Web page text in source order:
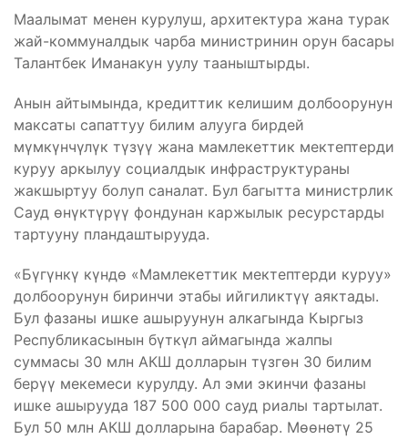
Маалымат менен курулуш, архитектура жана турак
жай-коммуналдык чарба министринин орун басары
Талантбек Иманакун уулу тааныштырды.
Анын айтымында, кредиттик келишим долбоорунун
максаты сапаттуу билим алууга бирдей
мүмкүнчүлүк түзүү жана мамлекеттик мектептерди
куруу аркылуу социалдык инфраструктураны
жакшыртуу болуп саналат. Бул багытта министрлик
Сауд өнүктүрүү фондунан каржылык ресурстарды
тартууну пландаштырууда.
«Бүгүнкү күндө «Мамлекеттик мектептерди куруу»
долбоорунун биринчи этабы ийгиликтүү аяктады.
Бул фазаны ишке ашыруунун алкагында Кыргыз
Республикасынын бүткүл аймагында жалпы
суммасы 30 млн АКШ долларын түзгөн 30 билим
берүү мекемеси курулду. Ал эми экинчи фазаны
ишке ашырууда 187 500 000 сауд риалы тартылат.
Бул 50 млн АКШ долларына барабар. Мөөнөтү 25